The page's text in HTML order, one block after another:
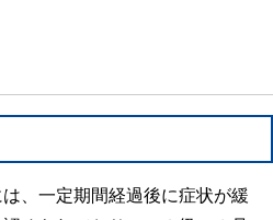
、一定期間経過後に症状が緩